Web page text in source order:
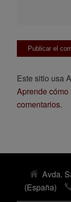
Este sitio usa
Aprende
comentarios.
Avda.
(España)